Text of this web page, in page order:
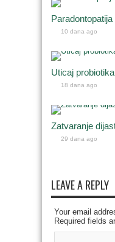
10 dana ago
Uticaj
18 dana ago
Zatvaranje
29 dana ago
LEAVE A REPLY
Your email
Required fields